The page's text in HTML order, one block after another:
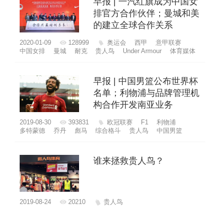
排官方合作伙伴；曼城和美
的建立全球合作关系
2020-01-09 128999 奥运会 西甲
意甲联赛
中国女排
曼城 耐克 贵人鸟 Under Armour 体育媒体
早报 | 中国男篮公布世界杯
名单；利物浦与品牌管理机
构合作开发南亚业务
2019-08-30 393831 欧冠联赛 F1
利物浦
多特蒙德
乔丹 彪马 综合格斗 贵人鸟 中国男篮
谁来拯救贵人鸟？
2019-08-24 20210 贵人鸟